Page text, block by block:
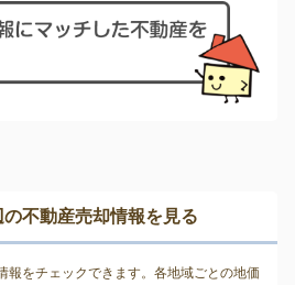
不動産売却情報を見る
報をチェックできます。各地域ごとの地価